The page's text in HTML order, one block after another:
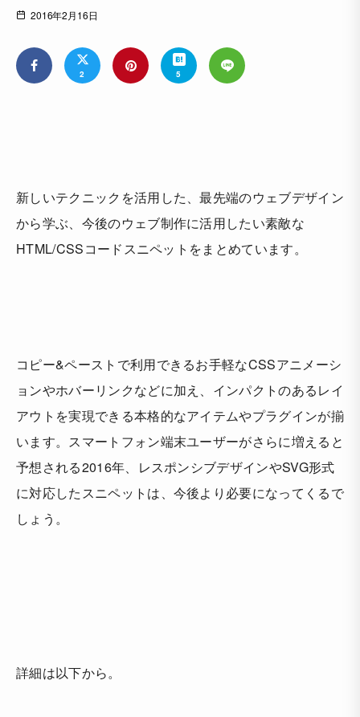
2016年2月16日
2 5
新しいテクニックを活用した、最先端のウェブデザイン
から学ぶ、今後のウェブ制作に活用したい素敵な
HTML/CSSコードスニペットをまとめています。
コピー&ペーストで利用できるお手軽なCSSアニメーシ
ョンやホバーリンクなどに加え、インパクトのあるレイ
アウトを実現できる本格的なアイテムやプラグインが揃
います。スマートフォン端末ユーザーがさらに増えると
予想される2016年、レスポンシブデザインやSVG形式
に対応したスニペットは、今後より必要になってくるで
しょう。
詳細は以下から。